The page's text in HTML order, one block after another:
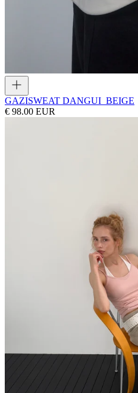
GAZISWEAT DANGUI_BEIGE
€ 98.00 EUR